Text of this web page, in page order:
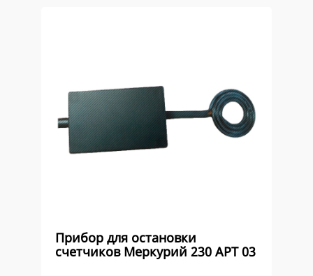
Прибор для остановки
счетчиков Меркурий 230 APT 03